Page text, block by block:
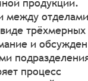
продукции.
между
трёхмерных
и
процесс